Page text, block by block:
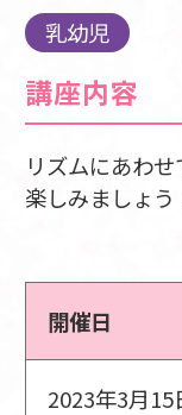
乳幼児
講座内容
リズムにあわ
楽しみましょう
開催日
2023年3月15